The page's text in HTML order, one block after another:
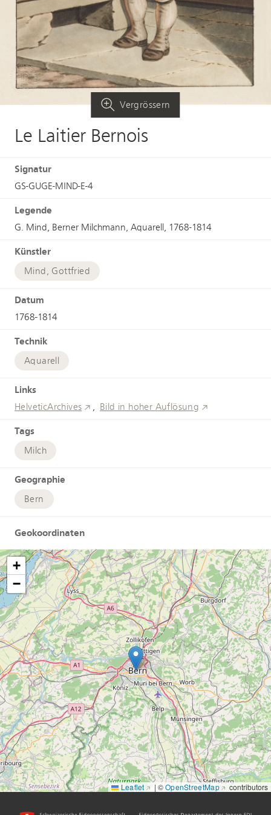
Vergrössern
Le Laitier Bernois
Signatur
GS-GUGE-MIND-E-4
Legende
G. Mind, Berner Milchmann, Aquarell, 1768-1814
Künstler
Mind, Gottfried
Datum
1768-1814
Technik
Aquarell
Links
HelveticArchives Bild in hoher Auflösung
Tags
Milch
Geographie
Bern
Geokoordinaten
+
−
Leaflet | ©OpenStreetMap contributors